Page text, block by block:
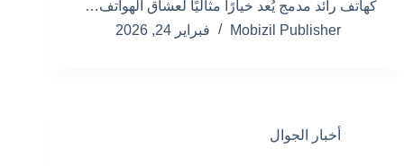
كهاتف رائد مدمج يُعد خيارًا مثاليًا لعشاق الهواتف…
Mobizil Publisher
فبراير 24, 2026
أخبار الجوال